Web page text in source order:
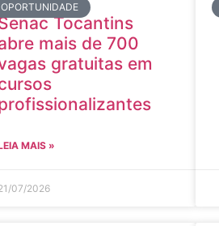
OPORTUNIDADE
Tocantins
mais de 700
gratuitas em
MAIS »
07/2026